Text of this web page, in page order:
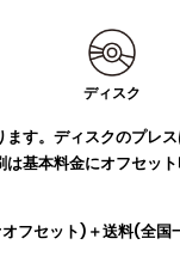
ディスク
す。ディスクのプ
基本料金にオフセッ
フセット)＋送料(全国